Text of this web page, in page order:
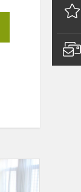
Koncertas